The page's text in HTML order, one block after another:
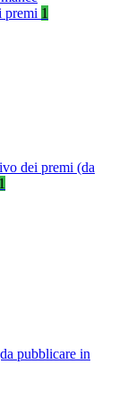
premi 1
dei premi (da
1
pubblicare in